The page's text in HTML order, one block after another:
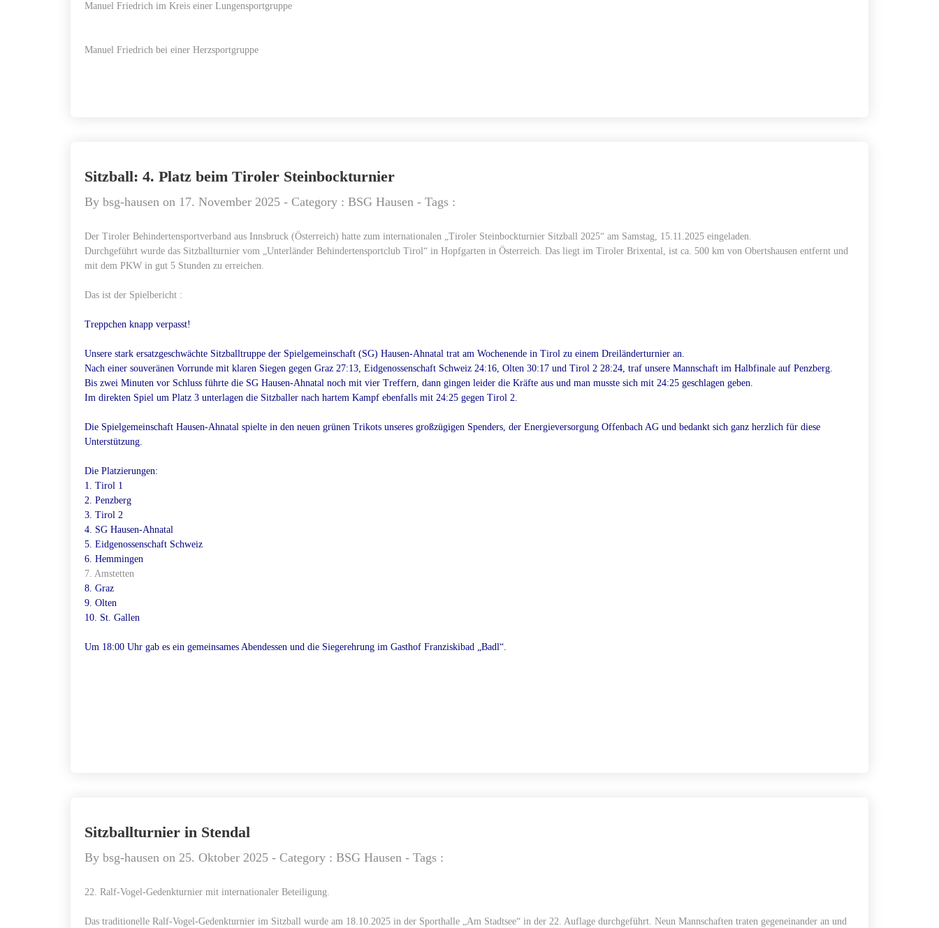
Manuel Friedrich im Kreis einer Lungensportgruppe
Manuel Friedrich bei einer Herzsportgruppe
Sitzball: 4. Platz beim Tiroler Steinbockturnier
By bsg-hausenon 17. November 2025 - Category : BSG Hausen - Tags :
Der Tiroler Behindertensportverband aus Innsbruck (Österreich) hatte zum internationalen „Tiroler Steinbockturnier Sitzball 2025“ am Samstag, 15.11.2025 eingeladen.
Durchgeführt wurde das Sitzballturnier vom „Unterländer Behindertensportclub Tirol“ in Hopfgarten in Österreich. Das liegt im Tiroler Brixental, ist ca. 500 km von Obertshausen entfernt und
mit dem PKW in gut 5 Stunden zu erreichen.
Das ist der Spielbericht :
Treppchen knapp verpasst!
Unsere stark ersatzgeschwächte Sitzballtruppe der Spielgemeinschaft (SG) Hausen-Ahnatal trat am Wochenende in Tirol zu einem Dreiländerturnier an.
Nach einer souveränen Vorrunde mit klaren Siegen gegen Graz 27:13, Eidgenossenschaft Schweiz 24:16, Olten 30:17 und Tirol 2 28:24, traf unsere Mannschaft im Halbfinale auf Penzberg.
Bis zwei Minuten vor Schluss führte die SG Hausen-Ahnatal noch mit vier Treffern, dann gingen leider die Kräfte aus und man musste sich mit 24:25 geschlagen geben.
Im direkten Spiel um Platz 3 unterlagen die Sitzballer nach hartem Kampf ebenfalls mit 24:25 gegen Tirol 2.
Die Spielgemeinschaft Hausen-Ahnatal spielte in den neuen grünen Trikots unseres großzügigen Spenders, der Energieversorgung Offenbach AG und bedankt sich ganz herzlich für diese
Unterstützung.
Die Platzierungen:
1. Tirol 1
2. ⁠Penzberg
⁠3. Tirol 2
⁠4. SG Hausen-Ahnatal
⁠5. Eidgenossenschaft Schweiz
⁠6. Hemmingen
7. Amstetten
⁠8. Graz
⁠9. Olten
⁠10. St. Gallen
Um 18:00 Uhr gab es ein gemeinsames Abendessen und die Siegerehrung im Gasthof Franziskibad „Badl“.
Sitzballturnier in Stendal
By bsg-hausenon 25. Oktober 2025 - Category : BSG Hausen - Tags :
22. Ralf-Vogel-Gedenkturnier mit internationaler Beteiligung.
Das traditionelle Ralf-Vogel-Gedenkturnier im Sitzball wurde am 18.10.2025 in der Sporthalle „Am Stadtsee“ in der 22. Auflage durchgeführt. Neun Mannschaften traten gegeneinander an und